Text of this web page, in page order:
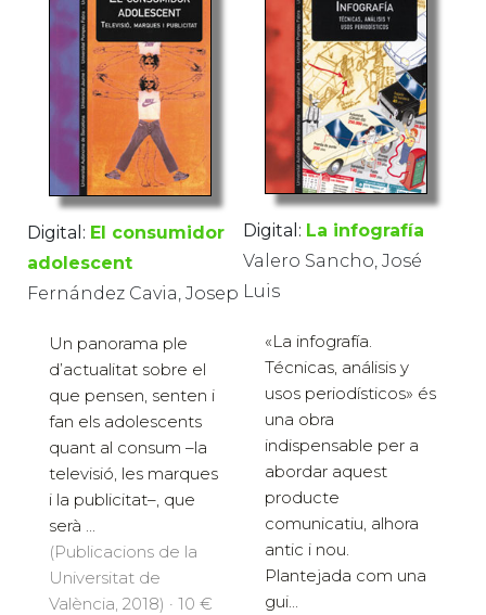
Digital: El consumidor
adolescent
Fernández Cavia, Josep
Un panorama ple
d’actualitat sobre el
que pensen, senten i
fan els adolescents
quant al consum –la
televisió, les marques
i la publicitat–, que
serà ...
(Publicacions de la
Universitat de
València, 2018) · 10 €
Digital: La infografía
Valero Sancho, José
Luis
«La infografía.
Técnicas, análisis y
usos periodísticos» és
una obra
indispensable per a
abordar aquest
producte
comunicatiu, alhora
antic i nou.
Plantejada com una
gui...